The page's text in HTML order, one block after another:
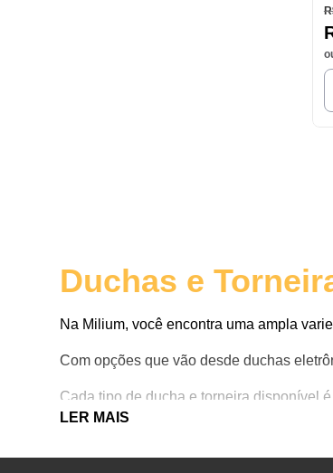
Duchas e
Na Milium, você encontra uma ampla
Com opções que vão desde duchas
Cada tipo de ducha e torneira disponível
atividades diárias. Continue lendo para
Tipos de duchas
LER MAIS